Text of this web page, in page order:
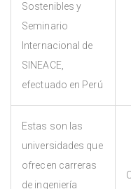
Sostenibles y
Seminario
Internacional de
SINEACE,
efectuado en Perú
Estas son las
universidades que
ofrecen carreras
de ingeniería